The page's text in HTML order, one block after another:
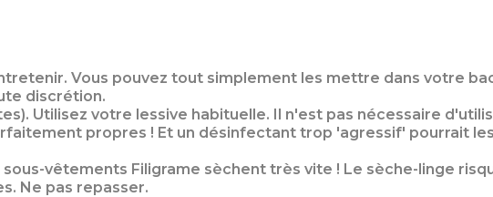
Vous pouvez tout simplement les mettre dans votre
discrétion.
Utilisez votre lessive habituelle. Il n'est pas nécessaire
propres ! Et un désinfectant trop 'agressif' pourrait
vêtements Filigrame sèchent très vite ! Le sèche-linge
Ne pas repasser.